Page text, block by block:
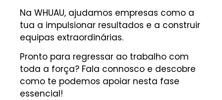
Na WHUAU, ajudamos empresas como a
tua a impulsionar resultados e a construir
equipas extraordinárias.
Pronto para regressar ao trabalho com
toda a força? Fala connosco e descobre
como te podemos apoiar nesta fase
essencial!